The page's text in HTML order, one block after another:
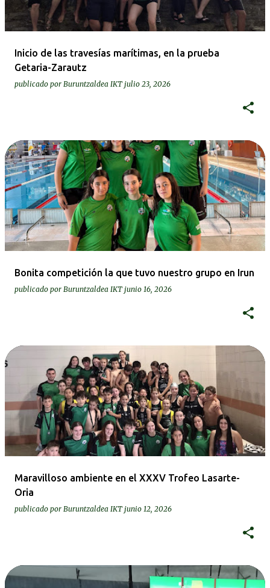
d
Inicio de las travesías marítimas, en la prueba
Getaria-Zarautz
publicado por Buruntzaldea IKT julio 23, 2026
Bonita competición la que tuvo nuestro grupo en Irun
publicado por Buruntzaldea IKT junio 16, 2026
Maravilloso ambiente en el XXXV Trofeo Lasarte-
Oria
publicado por Buruntzaldea IKT junio 12, 2026